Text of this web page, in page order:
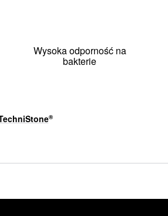
Wysoka odporność na
bakterie
®